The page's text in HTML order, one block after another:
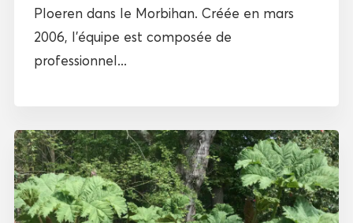
Ploeren dans le Morbihan. Créée en mars
2006, l’équipe est composée de
professionnel...